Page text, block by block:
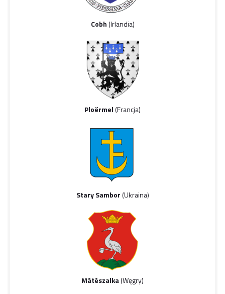
Cobh(Irlandia)
Ploërmel(Francja)
Stary Sambor(Ukraina)
Mátészalka(Węgry)